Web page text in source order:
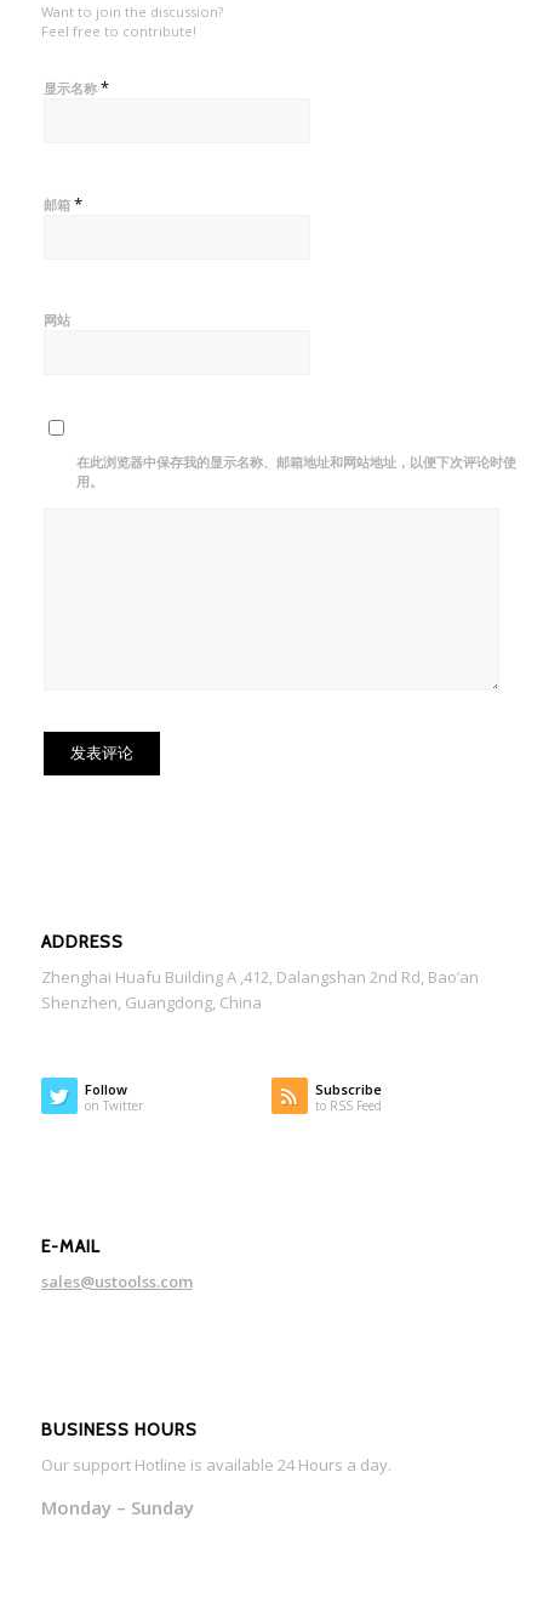
Want to join the discussion?
Feel free to contribute!
显示名称 *
邮箱 *
网站
在此浏览器中保存我的显示名称、邮箱地址和网站地址，以便下次评论时使
用。
ADDRESS
Zhenghai Huafu Building A ,412, Dalangshan 2nd Rd, Bao’an
Shenzhen, Guangdong, China
Follow
on Twitter
Subscribe
to RSS Feed
E-MAIL
sales@ustoolss.com
BUSINESS HOURS
Our support Hotline is available 24 Hours a day.
Monday – Sunday